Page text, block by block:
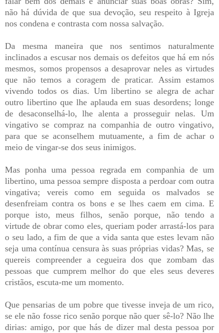
não há dúvida de que sua devoção, seu respeito à Igreja
nos condena e contrasta com nossa salvação.
Da mesma maneira que nos sentimos naturalmente
inclinados a escusar nos demais os defeitos que há em nós
mesmos, somos propensos a desaprovar neles as virtudes
que não temos a coragem de praticar. Assim estamos
vivendo todos os dias. Um libertino se alegra de achar
outro libertino que lhe aplauda em suas desordens; longe
de desaconselhá-lo, lhe alenta a prosseguir nelas. Um
vingativo se compraz na companhia de outro vingativo,
para que se aconselhem mutuamente, a fim de achar o
meio de vingar-se dos seus inimigos.
Mas ponha uma pessoa regrada em companhia de um
libertino, uma pessoa sempre disposta a perdoar com outra
vingativa; vereis como em seguida os malvados se
desenfreiam contra os bons e se lhes caem em cima. E
porque isto, meus filhos, senão porque, não tendo a
virtude de obrar como eles, queriam poder arrastá-los para
o seu lado, a fim de que a vida santa que estes levam não
seja uma contínua censura às suas próprias vidas? Mas, se
quereis compreender a cegueira dos que zombam das
pessoas que cumprem melhor do que eles seus deveres
cristãos, escuta-me um momento.
Que pensarias de um pobre que tivesse inveja de um rico,
se ele não fosse rico senão porque não quer sê-lo? Não lhe
dirias: amigo, por que hás de dizer mal desta pessoa por